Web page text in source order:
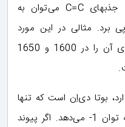
وجود داشته باشد، از روی تعداد جذبهای C=C می‌توان به
برد. مثالی در این مورد
1و3- پنتان دی‌اِن است که جذبهای آن را در 1600 و 1650
بوتا دی‌اِن است که تنها
یک نوار نزدیک 1600سانتی‌متر به توان 1- می‌دهد. اگر پیوند